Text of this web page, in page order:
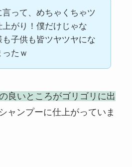
って、めちゃくちゃツ
上がり！僕だけじゃな
も子供も皆ツヤツヤにな
ったｗ
良いところがゴリゴリに出
ャンプーに仕上がっていま